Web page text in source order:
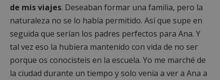
de mis viajes. Deseaban formar una familia, pero la
naturaleza no se lo había permitido. Así que supe en
seguida que serían los padres perfectos para Ana. Y
tal vez eso la hubiera mantenido con vida de no ser
porque os conocisteis en la escuela. Yo me marché de
la ciudad durante un tiempo y solo venía a ver a Ana a